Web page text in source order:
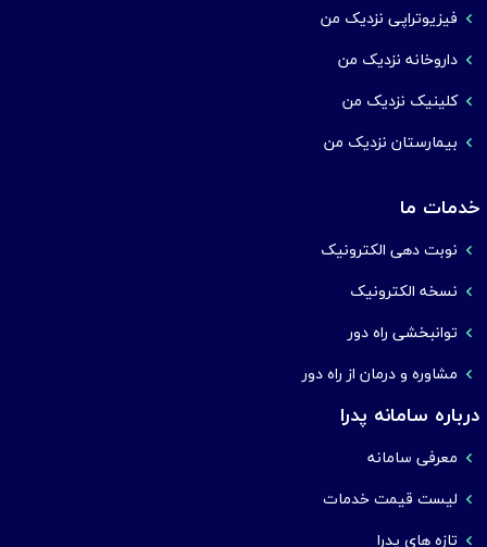
فیزیوتراپی نزدیک من
داروخانه نزدیک من
کلینیک نزدیک من
بیمارستان نزدیک من
خدمات ما
نوبت دهی الکترونیک
نسخه الکترونیک
توانبخشی راه دور
مشاوره و درمان از راه دور
درباره سامانه پدرا
معرفی سامانه
لیست قیمت خدمات
تازه های پدرا